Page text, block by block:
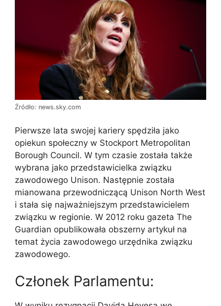
Źródło: news.sky.com
Pierwsze lata swojej kariery spędziła jako
opiekun społeczny w Stockport Metropolitan
Borough Council. W tym czasie została także
wybrana jako przedstawicielka związku
zawodowego Unison. Następnie została
mianowana przewodniczącą Unison North West
i stała się najważniejszym przedstawicielem
związku w regionie. W 2012 roku gazeta The
Guardian opublikowała obszerny artykuł na
temat życia zawodowego urzędnika związku
zawodowego.
Członek Parlamentu: